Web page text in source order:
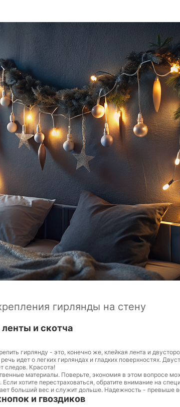
гирлянды на стену
и скотча
гирлянду - это, конечно же, клейкая лента и
идет о легких гирляндах и гладких поверхностях.
следов. Красота!
материалы. Поверьте, экономия в этом вопросе
Если хотите перестраховаться, обратите внимание на
больший вес и служит дольше. Надежность - превыше
и гвоздиков